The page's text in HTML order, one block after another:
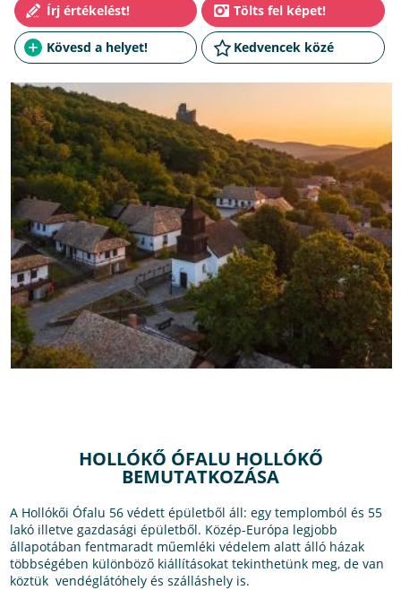
HOLLÓKŐ ÓFALU HOLLÓKŐ
BEMUTATKOZÁSA
A Hollókői Ófalu 56 védett épületből áll: egy templomból és 55
lakó illetve gazdasági épületből. Közép-Európa legjobb
állapotában fentmaradt műemléki védelem alatt álló házak
többségében különböző kiállításokat tekinthetünk meg, de van
köztük vendéglátóhely és szálláshely is.